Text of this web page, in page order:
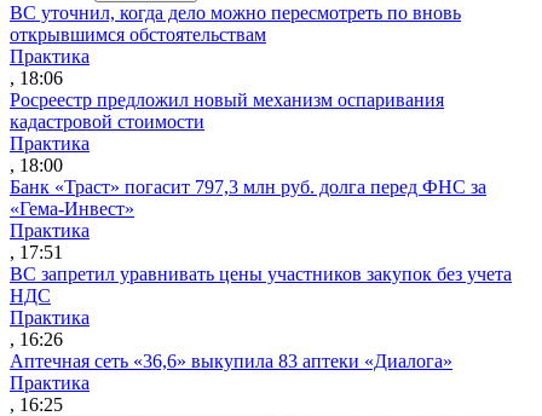
ВС уточнил, когда дело можно пересмотреть по вновь
открывшимся обстоятельствам
Практика
, 18:06
Росреестр предложил новый механизм оспаривания
кадастровой стоимости
Практика
, 18:00
Банк «Траст» погасит 797,3 млн руб. долга перед ФНС за
«Гема-Инвест»
Практика
, 17:51
ВС запретил уравнивать цены участников закупок без учета
НДС
Практика
, 16:26
Аптечная сеть «36,6» выкупила 83 аптеки «Диалога»
Практика
, 16:25